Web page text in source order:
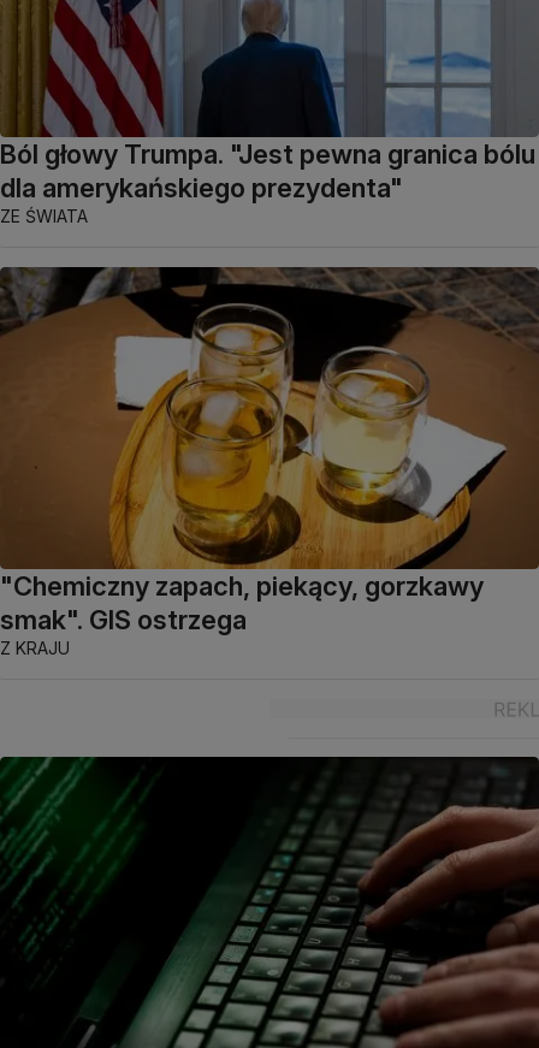
Ból głowy Trumpa. "Jest pewna granica bólu
dla amerykańskiego prezydenta"
ZE ŚWIATA
"Chemiczny zapach, piekący, gorzkawy
smak". GIS ostrzega
Z KRAJU